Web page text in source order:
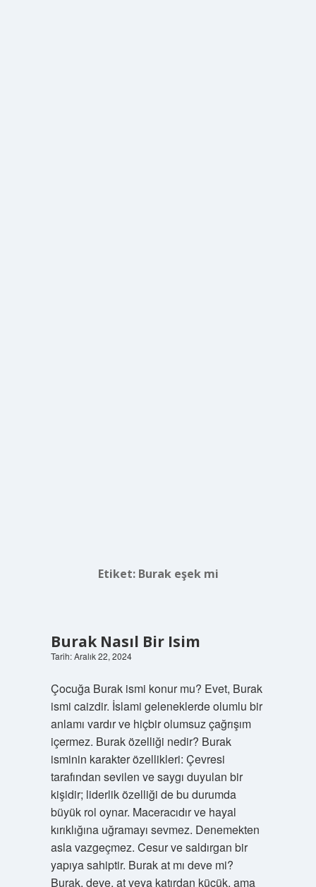
Etiket: Burak eşek mi
Burak Nasıl Bir Isim
Tarih: Aralık 22, 2024
Çocuğa Burak ismi konur mu? Evet, Burak
ismi caizdir. İslami geleneklerde olumlu bir
anlamı vardır ve hiçbir olumsuz çağrışım
içermez. Burak özelliği nedir? Burak
isminin karakter özellikleri: Çevresi
tarafından sevilen ve saygı duyulan bir
kişidir; liderlik özelliği de bu durumda
büyük rol oynar. Maceracıdır ve hayal
kırıklığına uğramayı sevmez. Denemekten
asla vazgeçmez. Cesur ve saldırgan bir
yapıya sahiptir. Burak at mı deve mi?
Burak, deve, at veya katırdan küçük, ama